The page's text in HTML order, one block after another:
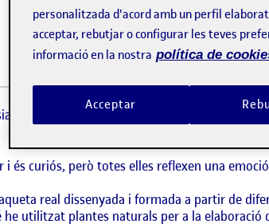
de flors
i de ben petit ja veia les parets pintades
és curiós, però totes elles reflexen una
real dissenyada i formada a partir de
utilitzat plantes naturals per a la elaboració
personalitzada d'acord amb un perfil
acceptar, rebutjar o configurar les teves
informació en la nostra política de
Acceptar